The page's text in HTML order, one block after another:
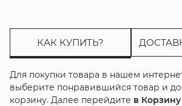
КАК КУПИТЬ?
Для покупки товара в нашем
выберите понравившийся товар и
корзину. Далее перейдите в Корзину